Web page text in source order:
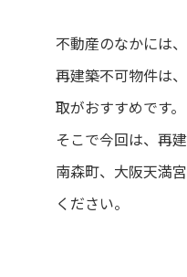
不動産のなかには
再建築不可物件は
取がおすすめです。
そこで今回は、再
南森町、大阪天満
ください。